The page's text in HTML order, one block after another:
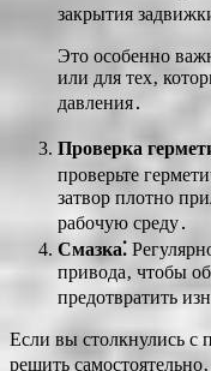
закрытия
Это особенно
или для тех‚
давления․
Проверка
проверьте
затвор плотно
рабочую среду․
Смазка⁚
привода‚ чтобы
предотвратить
Если вы столкнулись с
решить